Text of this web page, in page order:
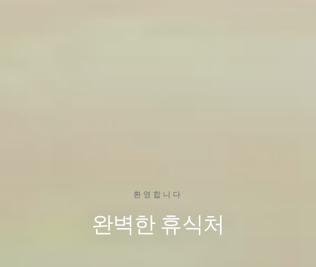
환영합니다
완벽한 휴식처